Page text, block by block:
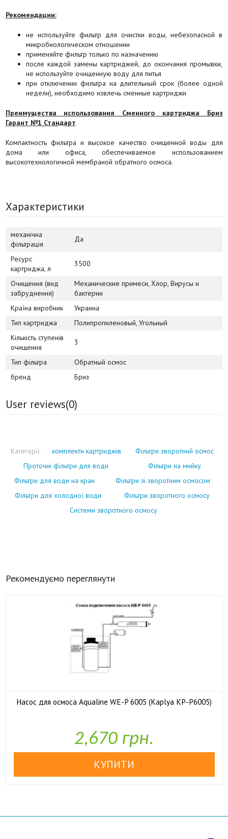
Рекомендации:
не используйте фильтр для очистки воды, небезопасной в
микробиологическом отношении
применяйте фильтр только по назначению
после каждой замены картриджей, до окончания промывки,
не используйте очищенную воду для питья
при отключении фильтра на длительный срок (более одной
недели), необходимо извлечь сменные картриджи
Преимущества использования Сменного картриджа Бриз
Гарант №1 Стандарт
Компактность фильтра и высокое качество очищенной воды для
дома или офиса, обеспечиваемое использованием
высокотехнологичной мембраной обратного осмоса.
Характеристики
механічна
фільтрація
Да
Ресурс
картриджа, л
3500
Очищення (вид
забруднення)
Механические примеси, Хлор, Вирусы и
бактерии
Країна виробник
Украина
Тип картриджа
Полипропиленовый, Угольный
Кількість ступенів
очищення
3
Тип фільтра
Обратный осмос
бренд
Бриз
User reviews(0)
Категорії: комплекти картриджів
Фільтри зворотний осмос
Проточні фільтри для води
Фільтри на мийку
Фільтри для води на кран
Фільтри зі зворотним осмосом
Фільтри для холодної води
Фільтри зворотного осмосу
Системи зворотного осмосу
Рекомендуємо переглянути
Насос для осмоса Aqualine WE-P 6005 (Kaplya KP-P6005)
2,670 грн.